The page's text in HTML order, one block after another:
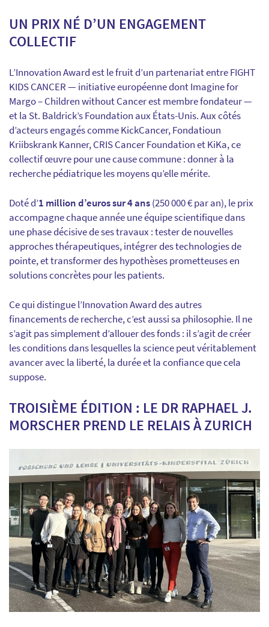
UN PRIX NÉ D’UN ENGAGEMENT
COLLECTIF
L’Innovation Award est le fruit d’un partenariat entre FIGHT
KIDS CANCER — initiative européenne dont Imagine for
Margo – Children without Cancer est membre fondateur —
et la St. Baldrick’s Foundation aux États-Unis. Aux côtés
d’acteurs engagés comme KickCancer, Fondatioun
Kriibskrank Kanner, CRIS Cancer Foundation et KiKa, ce
collectif œuvre pour une cause commune : donner à la
recherche pédiatrique les moyens qu’elle mérite.
Doté d’1 million d’euros sur 4 ans(250 000 € par an), le prix
accompagne chaque année une équipe scientifique dans
une phase décisive de ses travaux : tester de nouvelles
approches thérapeutiques, intégrer des technologies de
pointe, et transformer des hypothèses prometteuses en
solutions concrètes pour les patients.
Ce qui distingue l’Innovation Award des autres
financements de recherche, c’est aussi sa philosophie. Il ne
s’agit pas simplement d’allouer des fonds : il s’agit de créer
les conditions dans lesquelles la science peut véritablement
avancer avec la liberté, la durée et la confiance que cela
suppose.
TROISIÈME ÉDITION : LE DR RAPHAEL J.
MORSCHER PREND LE RELAIS À ZURICH